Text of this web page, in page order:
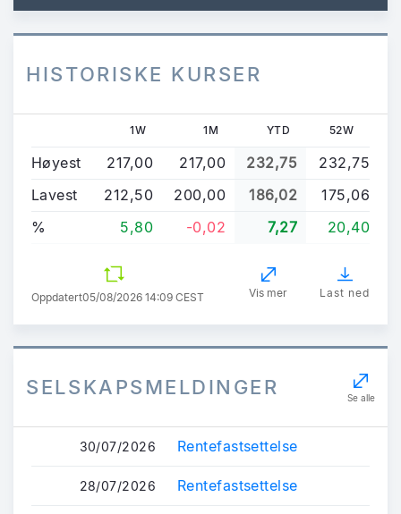
HISTORISKE KURSER
1W 1M YTD 52W
Høyest 217,00 217,00 232,75
232,75
Lavest
212,50 200,00 186,02
175,06
%
5,80 -0,02 7,27 20,40
Oppdatert05/08/2026 14:09 CEST Vis mer Last ned
SELSKAPSMELDINGER Se alle
30/07/2026 Rentefastsettelse
28/07/2026 Rentefastsettelse